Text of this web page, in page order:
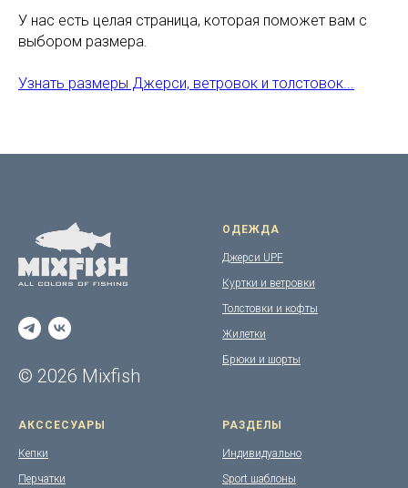
У нас есть целая страница, которая поможет вам с
выбором размера.
Узнать размеры Джерси, ветровок и толстовок...
© 2026 Mixfish
ОДЕЖДА
Джерси UPF
Куртки и ветровки
Толстовки и кофты
Жилетки
Брюки и шорты
АКССЕСУАРЫ
Кепки
Перчатки
РАЗДЕЛЫ
Индивидуально
Sport шаблоны